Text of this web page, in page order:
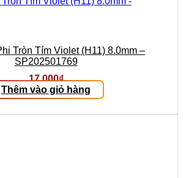
Tròn Tím Violet (H11) 8.0mm –
SP202501769
17.000₫
Thêm vào giỏ hàng